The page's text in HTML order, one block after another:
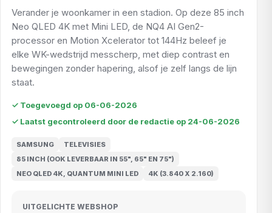
Verander je woonkamer in een stadion. Op deze 85 inch
Neo QLED 4K met Mini LED, de NQ4 AI Gen2-
processor en Motion Xcelerator tot 144Hz beleef je
elke WK-wedstrijd messcherp, met diep contrast en
bewegingen zonder hapering, alsof je zelf langs de lijn
staat.
✓ Toegevoegd op 06-06-2026
✓ Laatst gecontroleerd door de redactie op 24-06-2026
SAMSUNG
TELEVISIES
85 INCH (OOK LEVERBAAR IN 55", 65" EN 75")
NEO QLED 4K, QUANTUM MINI LED
4K (3.840 X 2.160)
UITGELICHTE WEBSHOP